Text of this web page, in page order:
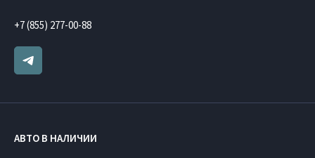
+7 (855) 277-00-88
АВТО В НАЛИЧИИ